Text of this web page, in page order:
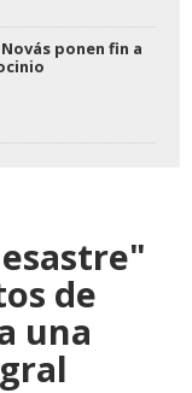
ponen fin a
de
una